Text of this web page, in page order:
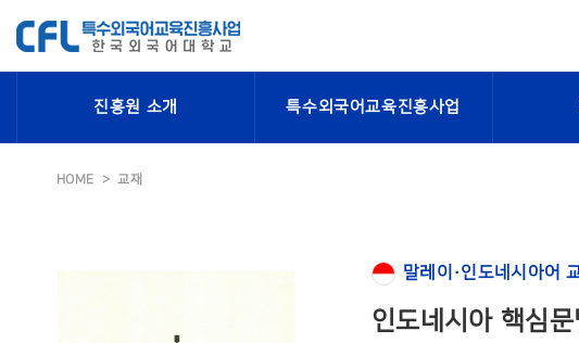
진흥원 소개 특수외국어교육진흥사업
HOME 교재
말레이·인도네시아어
인도네시아 핵심문